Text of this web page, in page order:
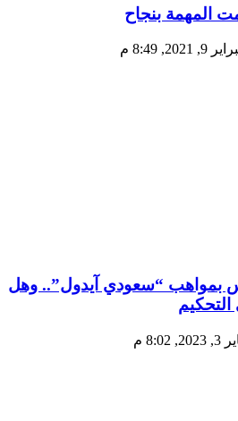
المهمة بنجاح
9, 2021, 8:49 م
بمواهب “سعودي آيدول”.. وهل
8:02 م